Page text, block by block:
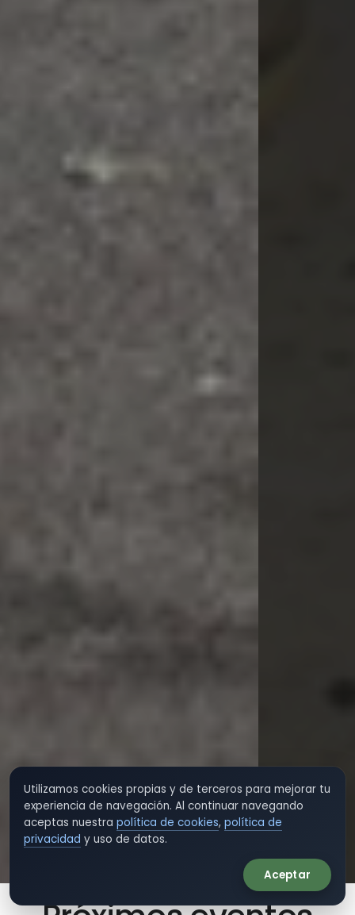
Utilizamos cookies propias y de terceros para mejorar tu
experiencia de navegación. Al continuar navegando
aceptas nuestra política de cookies, política de
privacidad y uso de datos.
Aceptar